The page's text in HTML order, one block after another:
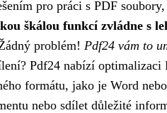
pro práci s PDF
škálou funkcí zvládne s
problém! Pdf24 vám to
Pdf24 nabízí
formátu, jako je Word
nebo sdílet důležité